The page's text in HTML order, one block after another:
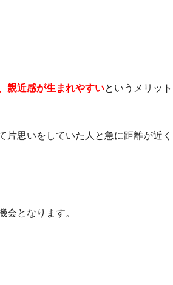
親近感が生まれやすいというメリット
思いをしていた人と急に距離が近く
会となります。